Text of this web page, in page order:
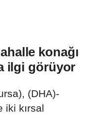
konağı
ilgi görüyor
(DHA)-
iki kırsal